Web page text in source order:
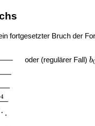
fortgesetzter Bruch der
oder (regulärer Fall)